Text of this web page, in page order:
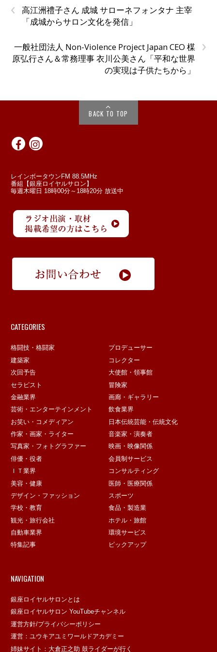
‹
高江洲禮子さん 成城 サローネフォンタナ 主宰
「成城からサロン文化を発信」
›
一般社団法人 Non-Violence Project Japan CEO 楳
原弘行さん＆常務理事 衣川公美さん「平和な世界
の実現は子供たちから」
BACK TO TOP
レインボータウンFM 88.5MHz
番組【銀座ロイヤルサロン】
毎週木曜日 18時00分～18時20分 放送中
CATEGORIES
格闘技・格闘家
プロデューサー
建築家
コレクター
次回予告
大使館・領事館
セラピスト
冒険家
金融業界
画廊・ギャラリー
芸術・エンターテインメント
飲食業界
お笑い・コメディアン
日本伝統芸能・伝統文化
作家・画家・ライター
音楽家・演奏者
写真家・フォトグラファー
映画・映像関係
俳優・役者
会員制サービス
ＩＴ業界
コンサルティング
美容・健康
医師・医療関係
デザイン・ファッション
スポーツ
学校・教育
食品・製造業
観光・旅行会社
ホテル・旅館
自動車業界
環境サービス
特集記事
ピックアップ
NAVIGATION
銀座ロイヤルサロンとは
銀座ロイヤルサロン YouTubeチャンネル
運営方針/プライバシーポリシー
運営：ユウキアユミワールドアカデミー
姉妹サイト：大倉正之助 鼓ライダーが行く